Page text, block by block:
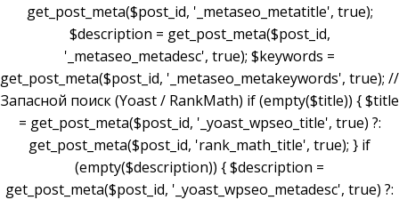
get_post_meta($post_id, '_metaseo_metatitle', true);
$description = get_post_meta($post_id,
'_metaseo_metadesc', true); $keywords =
get_post_meta($post_id, '_metaseo_metakeywords', true); //
Запасной поиск (Yoast / RankMath) if (empty($title)) { $title
= get_post_meta($post_id, '_yoast_wpseo_title', true) ?:
get_post_meta($post_id, 'rank_math_title', true); } if
(empty($description)) { $description =
get_post_meta($post_id, '_yoast_wpseo_metadesc', true) ?: